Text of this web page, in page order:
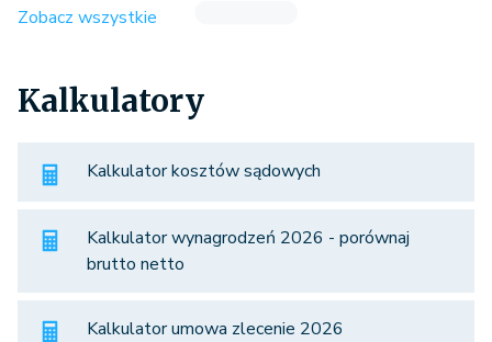
Zobacz wszystkie
Kalkulatory
Kalkulator kosztów sądowych
Kalkulator wynagrodzeń 2026 - porównaj
brutto netto
Kalkulator umowa zlecenie 2026